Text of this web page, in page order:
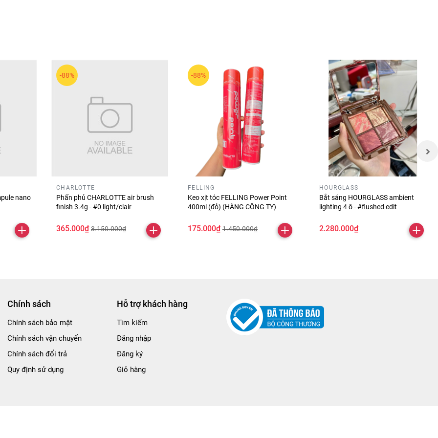
sản phẩm trang điểm và chăm sóc da có thiết kế trẻ trung, dễ sử
nano
-88%
CHARLOTTE
Phấn phủ CHARLOTTE air brush
finish 3.4g - #0 light/clair
365.000₫ 3.150.000₫
-88%
FELLING
Keo xịt tóc FELLING Power Point
400ml (đỏ) (HÀNG CÔNG TY)
175.000₫ 1.450.000₫
HOURGLASS
Bắt sáng HOURGLASS ambient
lighting 4 ô - #flushed edit
2.280.000₫
Chính sách
Chính sách bảo mật
Chính sách vận chuyển
Chính sách đổi trả
Quy định sử dụng
Hỗ trợ khách hàng
Tìm kiếm
Đăng nhập
Đăng ký
Giỏ hàng